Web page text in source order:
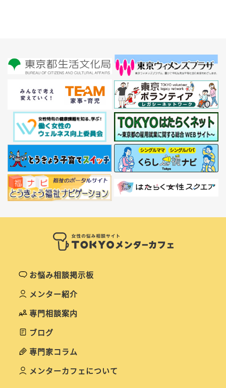
お悩み相談掲示板
メンター紹介
専門相談案内
ブログ
専門家コラム
メンターカフェについて